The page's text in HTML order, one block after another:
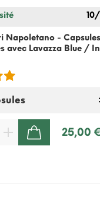
10/
Napoletano - Capsules
avec Lavazza Blue / In
25,00